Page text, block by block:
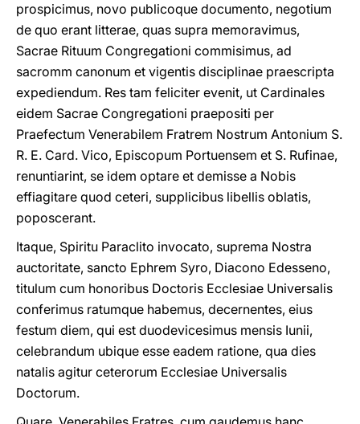
prospicimus, novo publicoque documento, negotium
de quo erant litterae, quas supra memoravimus,
Sacrae Rituum Congregationi commisimus, ad
sacromm canonum et vigentis disciplinae praescripta
expediendum. Res tam feliciter evenit, ut Cardinales
eidem Sacrae Congregationi praepositi per
Praefectum Venerabilem Fratrem Nostrum Antonium S.
R. E. Card. Vico, Episcopum Portuensem et S. Rufinae,
renuntiarint, se idem optare et demisse a Nobis
effiagitare quod ceteri, supplicibus libellis oblatis,
poposcerant.
Itaque, Spiritu Paraclito invocato, suprema Nostra
auctoritate, sancto Ephrem Syro, Diacono Edesseno,
titulum cum honoribus Doctoris Ecclesiae Universalis
conferimus ratumque habemus, decernentes, eius
festum diem, qui est duodevicesimus mensis Iunii,
celebrandum ubique esse eadem ratione, qua dies
natalis agitur ceterorum Ecclesiae Universalis
Doctorum.